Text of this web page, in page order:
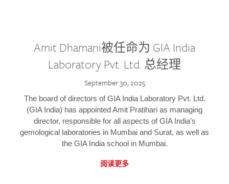
Amit Dhamani被任命为 GIA India
Laboratory Pvt. Ltd. 总经理
September 30, 2025
The board of directors of GIA India Laboratory Pvt. Ltd.
(GIA India) has appointed Amit Pratihari as managing
director, responsible for all aspects of GIA India’s
gemological laboratories in Mumbai and Surat, as well as
the GIA India school in Mumbai.
阅读更多